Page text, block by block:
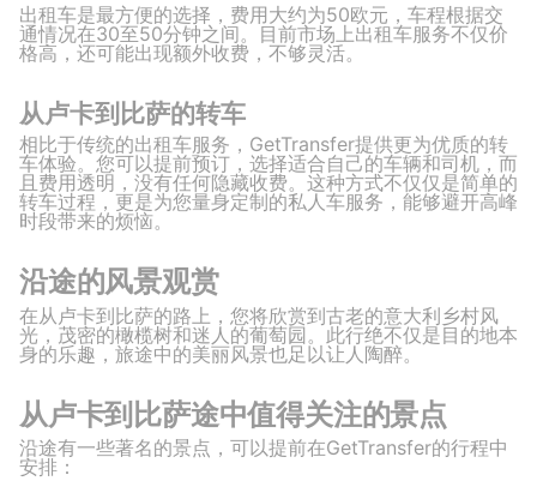
出租车是最方便的选择，费用大约为50欧元，车程根据交
通情况在30至50分钟之间。目前市场上出租车服务不仅价
格高，还可能出现额外收费，不够灵活。
从卢卡到比萨的转车
相比于传统的出租车服务，GetTransfer提供更为优质的转
车体验。您可以提前预订，选择适合自己的车辆和司机，而
且费用透明，没有任何隐藏收费。这种方式不仅仅是简单的
转车过程，更是为您量身定制的私人车服务，能够避开高峰
时段带来的烦恼。
沿途的风景观赏
在从卢卡到比萨的路上，您将欣赏到古老的意大利乡村风
光，茂密的橄榄树和迷人的葡萄园。此行绝不仅是目的地本
身的乐趣，旅途中的美丽风景也足以让人陶醉。
从卢卡到比萨途中值得关注的景点
沿途有一些著名的景点，可以提前在GetTransfer的行程中
安排：